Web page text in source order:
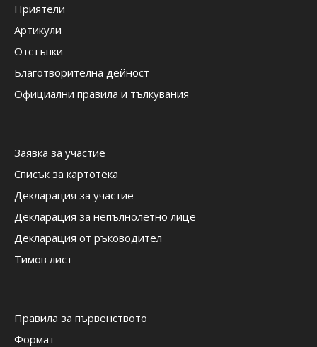
Приятели
Артикули
Отстъпки
Благотворителна дейност
Официални правила и тълкувания
Заявка за участие
Списък за картотека
Декларация за участие
Декларация за непълнолетно лице
Декларация от ръководител
Тимов лист
Правила за първенството
Формат